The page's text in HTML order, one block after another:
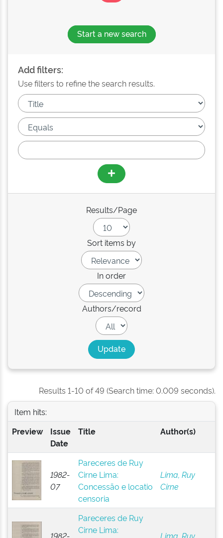
Start a new search
Add filters:
Use filters to refine the search results.
Results/Page
Sort items by
In order
Authors/record
Results 1-10 of 49 (Search time: 0.009 seconds).
Item hits:
Preview
Issue
Date
Title Author(s)
1982-
07
Pareceres de Ruy
Cirne Lima:
Concessão e locatio
censoria
Lima, Ruy
Cirne
1982-
Pareceres de Ruy
Cirne Lima:
Lima, Ruy